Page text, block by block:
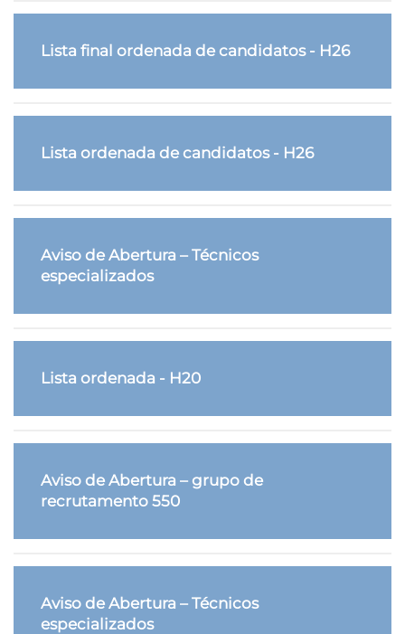
Lista final ordenada de candidatos - H26
Lista ordenada de candidatos - H26
Aviso de Abertura – Técnicos
especializados
Lista ordenada - H20
Aviso de Abertura – grupo de
recrutamento 550
Aviso de Abertura – Técnicos
especializados